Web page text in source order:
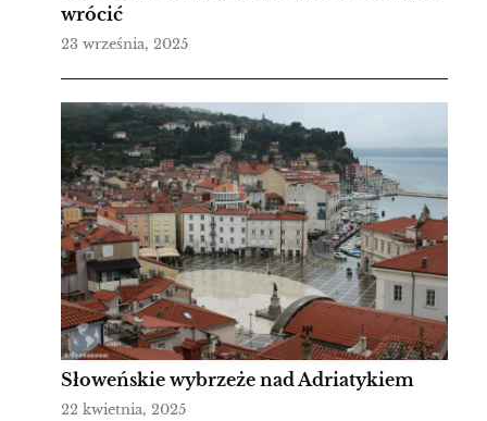
wrócić
23 września, 2025
Słoweńskie wybrzeże nad Adriatykiem
22 kwietnia, 2025